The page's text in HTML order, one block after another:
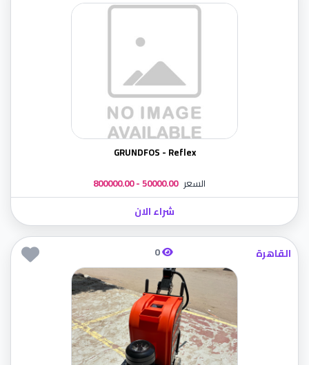
GRUNDFOS - Reflex
السعر 50000.00 - 800000.00
شراء الان
القاهرة